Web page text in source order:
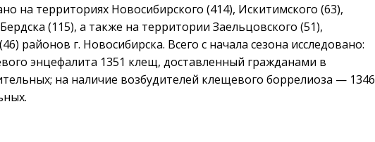
на территориях Новосибирского (414), Искитимского (63),
(115), а также на территории Заельцовского (51),
районов г. Новосибирска. Всего с начала сезона исследовано:
энцефалита 1351 клещ, доставленный гражданами в
на наличие возбудителей клещевого боррелиоза — 1346